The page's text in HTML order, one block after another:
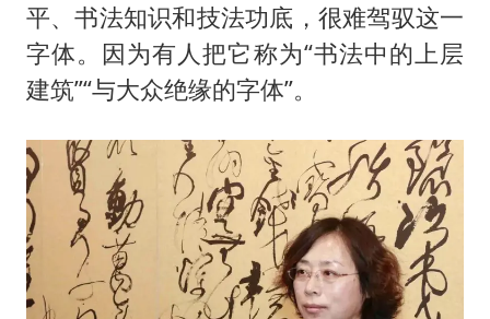
台风白海豚实时路径
郑丽文：台湾从来没有“独立”过
《给阿嬷的情书》售后来了
多个明星演唱会取消
万岁山接盘烂尾恒大文旅城
上海轮渡全线停航
平、书法知识和技法功底，很难驾驭这一
字体。因为有人把它称为“书法中的上层
建筑”“与大众绝缘的字体”。